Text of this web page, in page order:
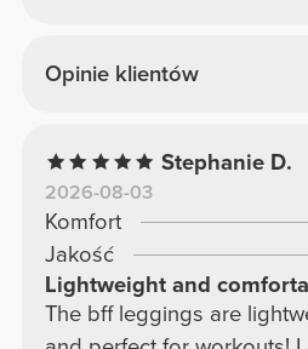
Opinie klientów
Stephanie D.
2026-08-03
Komfort
Jakość
Lightweight and
The bff leggings are